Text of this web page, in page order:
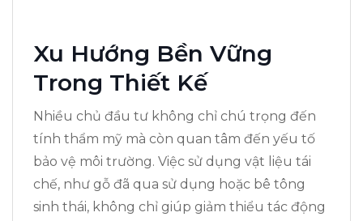
Xu Hướng Bền Vững
Trong Thiết Kế
Nhiều chủ đầu tư không chỉ chú trọng đến
tính thẩm mỹ mà còn quan tâm đến yếu tố
bảo vệ môi trường. Việc sử dụng vật liệu tái
chế, như gỗ đã qua sử dụng hoặc bê tông
sinh thái, không chỉ giúp giảm thiểu tác động